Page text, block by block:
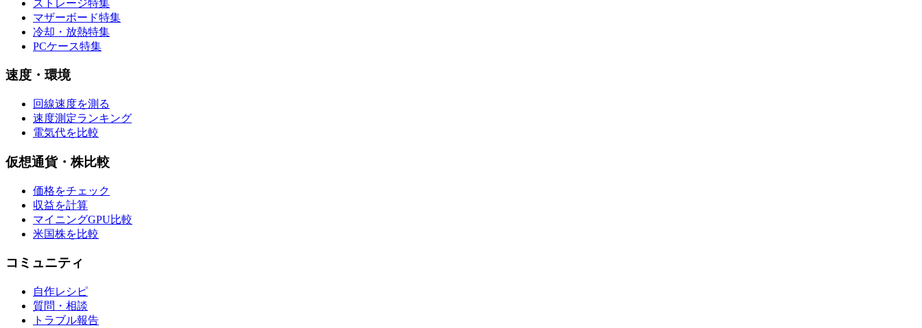
ストレージ特集
マザーボード特集
冷却・放熱特集
PCケース特集
速度・環境
回線速度を測る
速度測定ランキング
電気代を比較
仮想通貨・株比較
価格をチェック
収益を計算
マイニングGPU比較
米国株を比較
コミュニティ
自作レシピ
質問・相談
トラブル報告